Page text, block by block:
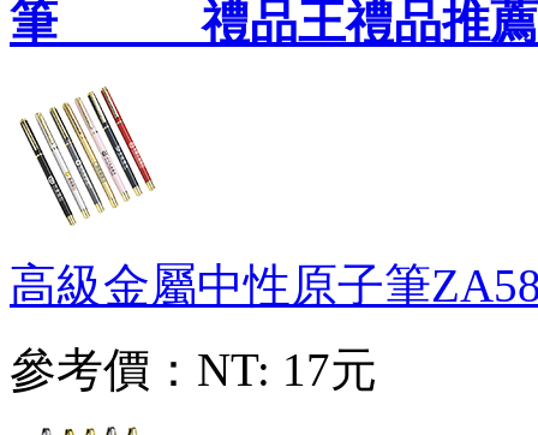
筆 禮品王禮品推薦
高級金屬中性原子筆
參考價： NT: 17元